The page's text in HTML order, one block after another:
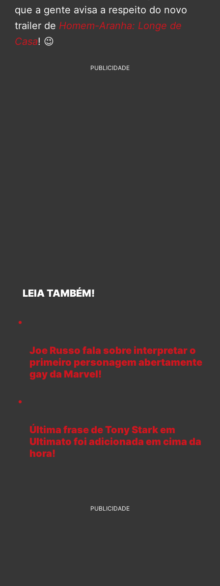
que a gente avisa a respeito do novo
trailer de Homem-Aranha: Longe de
Casa! 😉
PUBLICIDADE
LEIA TAMBÉM!
Joe Russo fala sobre interpretar o
primeiro personagem abertamente
gay da Marvel!
Última frase de Tony Stark em
Ultimato foi adicionada em cima da
hora!
PUBLICIDADE